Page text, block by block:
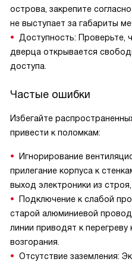
острова, закрепите
не выступает за габариты
Доступность: Проверьте,
дверца открывается
доступа.
Частые ошибки
Избегайте
привести к поломкам:
Игнорирование
прилегание корпуса к
выход электроники из
Подключение к слабой
старой алюминиевой
линии приводят к перегреву
возгорания.
Отсутствие заземления: